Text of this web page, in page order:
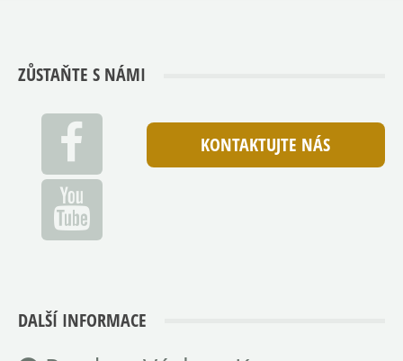
ZŮSTAŇTE S NÁMI
KONTAKTUJTE NÁS
DALŠÍ INFORMACE